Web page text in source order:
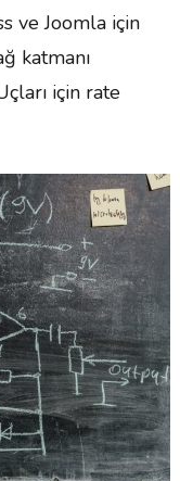
ve Joomla için
katmanı
için rate